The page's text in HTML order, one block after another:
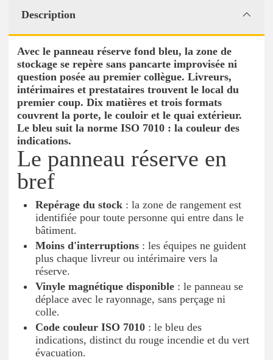
Description
Avec le panneau réserve fond bleu, la zone de
stockage se repère sans pancarte improvisée ni
question posée au premier collègue. Livreurs,
intérimaires et prestataires trouvent le local du
premier coup. Dix matières et trois formats
couvrent la porte, le couloir et le quai extérieur.
Le bleu suit la norme ISO 7010 : la couleur des
indications.
Le panneau réserve en
bref
Repérage du stock : la zone de rangement est
identifiée pour toute personne qui entre dans le
bâtiment.
Moins d'interruptions : les équipes ne guident
plus chaque livreur ou intérimaire vers la
réserve.
Vinyle magnétique disponible : le panneau se
déplace avec le rayonnage, sans perçage ni
colle.
Code couleur ISO 7010 : le bleu des
indications, distinct du rouge incendie et du vert
évacuation.